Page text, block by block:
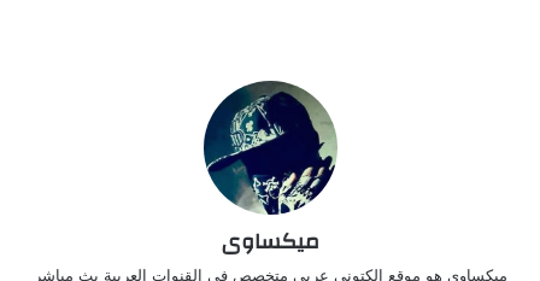
ميكساوى
ميكساوى هو موقع الكتونى عربي متخصص فى القنوات العربية بث مباشر